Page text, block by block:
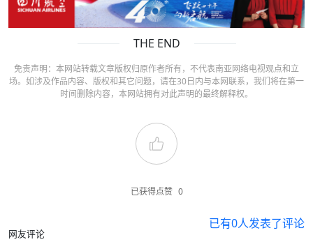
THE END
免责声明：本网站转载文章版权归原作者所有，不代表南亚网络电视观点和立
场。如涉及作品内容、版权和其它问题，请在30日内与本网联系，我们将在第一
时间删除内容，本网站拥有对此声明的最终解释权。
已获得点赞 0
网友评论
已有0人发表了评论